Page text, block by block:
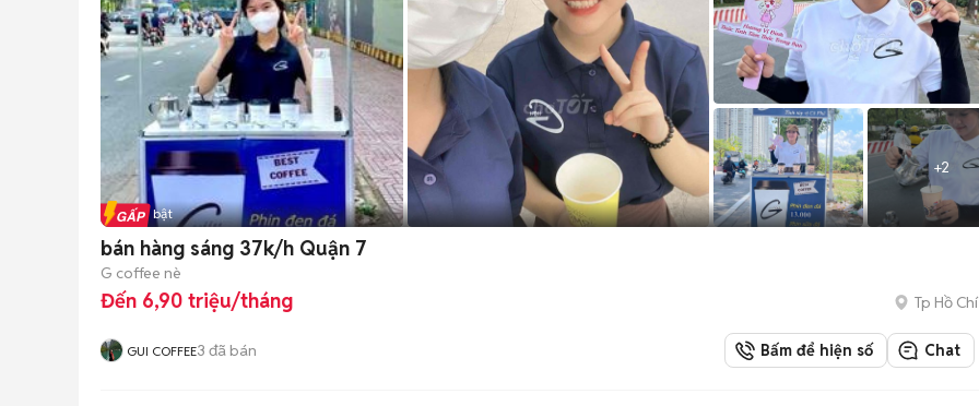
+2
Tin nổi bật
bán hàng sáng 37k/h Quận 7
G coffee nè
Đến 6,90 triệu/tháng Tp Hồ
GUI COFFEE3 đã bán Bấm để hiện số Chat